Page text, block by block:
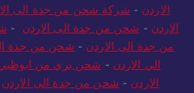
الاردن - شركة شحن من جدة الى
الاردن - شحن من جدة الى الاردن -
من جدة الى الاردن - شحن من جدة
الي الاردن - شحن بري من
الاردن - شحن من جدة الى الاردن